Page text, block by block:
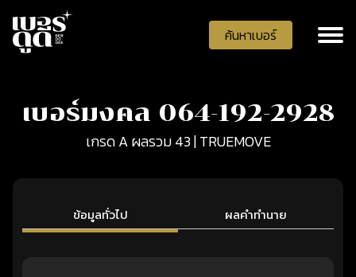
ค้นหาเบอร์
เบอร์มงคล 064-192-2928
เกรด A ผลรวม 43 | TRUEMOVE
ข้อมูลทั่วไป ผลคำทำนาย